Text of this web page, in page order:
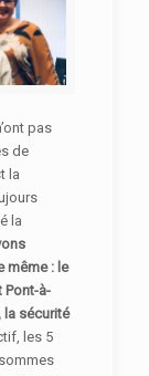
pas
de
la
la
même : le
Pont-à-
la sécurité
les 5